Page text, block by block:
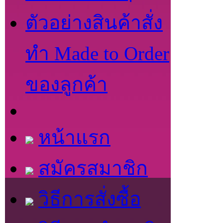
ตัวอย่างสินค้าสั่ง
ทำ Made to Order
ของลูกค้า
หน้าแรก
สมัครสมาชิก
วิธีการสั่งซื้อ